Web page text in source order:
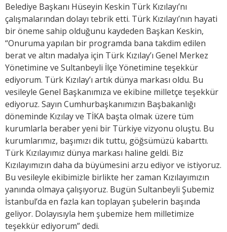
Belediye Başkanı Hüseyin Keskin Türk Kızılayı’nı
çalışmalarından dolayı tebrik etti. Türk Kızılayı’nın hayati
bir öneme sahip olduğunu kaydeden Başkan Keskin,
“Onuruma yapılan bir programda bana takdim edilen
berat ve altın madalya için Türk Kızılay’ı Genel Merkez
Yönetimine ve Sultanbeyli İlçe Yönetimine teşekkür
ediyorum. Türk Kızılay’ı artık dünya markası oldu. Bu
vesileyle Genel Başkanımıza ve ekibine milletçe teşekkür
ediyoruz. Sayın Cumhurbaşkanımızın Başbakanlığı
döneminde Kızılay ve TİKA başta olmak üzere tüm
kurumlarla beraber yeni bir Türkiye vizyonu oluştu. Bu
kurumlarımız, başımızı dik tuttu, göğsümüzü kabarttı.
Türk Kızılayımız dünya markası haline geldi. Biz
Kızılayımızın daha da büyümesini arzu ediyor ve istiyoruz.
Bu vesileyle ekibimizle birlikte her zaman Kızılayımızın
yanında olmaya çalışıyoruz. Bugün Sultanbeyli Şubemiz
İstanbul’da en fazla kan toplayan şubelerin başında
geliyor. Dolayısıyla hem şubemize hem milletimize
teşekkür ediyorum” dedi.